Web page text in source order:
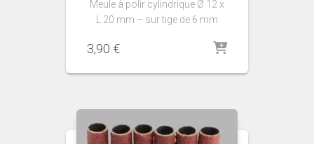
Meule à polir cylindrique Ø 12 x
L 20 mm – sur tige de 6 mm
3,90 €